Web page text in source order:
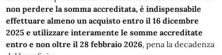
non perdere la somma accreditata, è indispensabile
effettuare almeno un acquisto entro il 16 dicembre
2025 e utilizzare interamente le somme accreditate
entro e non oltre il 28 febbraio 2026, pena la decadenza